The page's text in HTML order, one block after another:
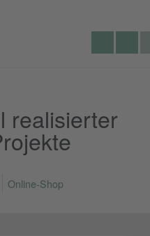
realisierter
Online-Shop